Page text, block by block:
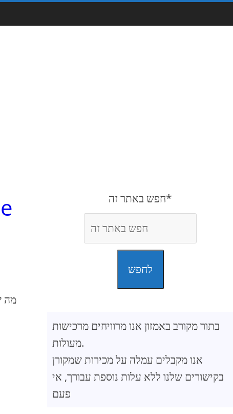
חפש באתר זה*
לחפש
בתור מקורב באמזון אנו מרוויחים מרכישות
מעולות.
אנו מקבלים עמלה על מכירות שמקורן
בקישורים שלנו ללא עלות נוספת עבורך, אי
פעם